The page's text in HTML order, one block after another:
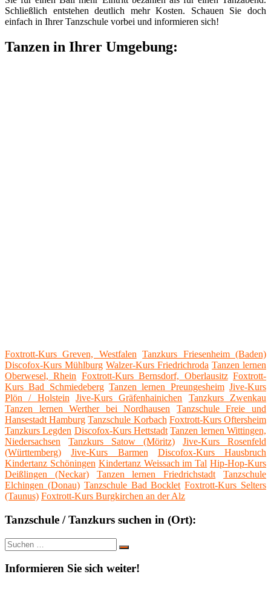
Schließlich entstehen deutlich mehr Kosten. Schauen Sie doch
einfach in Ihrer Tanzschule vorbei und informieren sich!
Tanzen in Ihrer Umgebung:
Foxtrott-Kurs Greven, Westfalen
Tanzkurs Friesenheim (Baden)
Discofox-Kurs Mühlburg Walzer-Kurs Friedrichroda Tanzen lernen
Oberwesel, Rhein Foxtrott-Kurs Bernsdorf, Oberlausitz Foxtrott-
Kurs Bad Schmiedeberg Tanzen lernen Preungesheim Jive-Kurs
Plön / Holstein
Jive-Kurs Gräfenhainichen
Tanzkurs Zwenkau
Tanzen lernen Werther bei Nordhausen
Tanzschule Freie und
Hansestadt Hamburg Tanzschule Korbach Foxtrott-Kurs Oftersheim
Tanzkurs Legden Discofox-Kurs Hettstadt Tanzen lernen Wittingen,
Niedersachsen
Tanzkurs Satow (Möritz)
Jive-Kurs Rosenfeld
(Württemberg)
Jive-Kurs Barmen
Discofox-Kurs Hausbruch
Kindertanz Schöningen Kindertanz Weissach im Tal Hip-Hop-Kurs
Deißlingen (Neckar)
Tanzen lernen Friedrichstadt
Tanzschule
Elchingen (Donau) Tanzschule Bad Bocklet Foxtrott-Kurs Selters
(Taunus) Foxtrott-Kurs Burgkirchen an der Alz
Tanzschule / Tanzkurs suchen in (Ort):
Suche
nach:
Suchen
Informieren Sie sich weiter!